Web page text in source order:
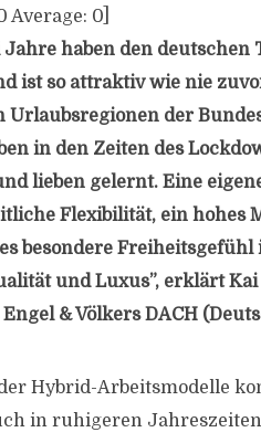
Average: 0
haben den
ist so attraktiv wie nie
Urlaubsregionen der
in den Zeiten des
lieben gelernt. Eine
Flexibilität, ein hohes
besondere
und Luxus”, erklärt Kai
& Völkers DACH
Hybrid-Arbeitsmodelle
in ruhigeren Jahreszeiten